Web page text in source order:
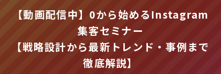
【動画配信中】0から始めるInstagram
集客セミナー
【戦略設計から最新トレンド・事例まで
徹底解説】